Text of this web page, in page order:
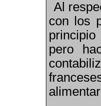
Al
con los
pero